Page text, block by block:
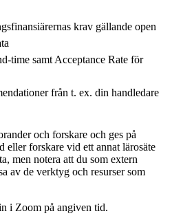
krav gällande open
time samt Acceptance Rate för
från t. ex. din handledare
och forskare och ges på
eller forskare vid ett annat lärosäte
men notera att du som extern
av de verktyg och resurser som
i Zoom på angiven tid.